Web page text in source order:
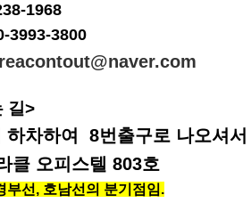
1968
3993-3800
길>
하차하여 8번출구로 나오셔
클 오피스텔 803호
부선, 호남선의 분기점임.